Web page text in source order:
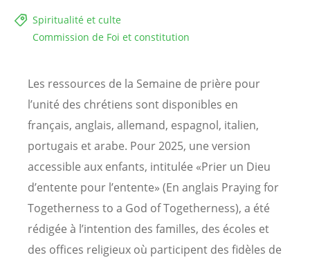
Spiritualité et culte
Commission de Foi et constitution
Les ressources de la Semaine de prière pour
l’unité des chrétiens sont disponibles en
français, anglais, allemand, espagnol, italien,
portugais et arabe. Pour 2025, une version
accessible aux enfants, intitulée «Prier un Dieu
d’entente pour l’entente» (En anglais Praying for
Togetherness to a God of Togetherness), a été
rédigée à l’intention des familles, des écoles et
des offices religieux où participent des fidèles de